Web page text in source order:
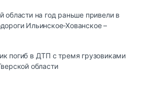
области на год раньше привели в
Ильинское-Хованское –
погиб в ДТП с тремя грузовиками
области